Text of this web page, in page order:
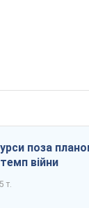
поза
війни
т.